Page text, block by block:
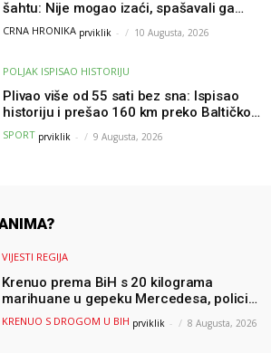
šahtu: Nije mogao izaći, spašavali ga
vatrogasci
CRNA HRONIKA prviklik - 10 Augusta, 2026
POLJAK ISPISAO HISTORIJU
Plivao više od 55 sati bez sna: Ispisao
historiju i prešao 160 km preko Baltičkog
mora – a podvig posvetio djeci oboljeloj
od raka
SPORT prviklik - 9 Augusta, 2026
VIJESTI REGIJA
Krenuo prema BiH s 20 kilograma
marihuane u gepeku Mercedesa, policija
ga uhapsila na granici
KRENUO S DROGOM U BIH prviklik - 8 Augusta, 2026